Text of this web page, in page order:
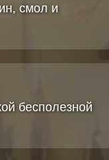
смол и
бесполезной